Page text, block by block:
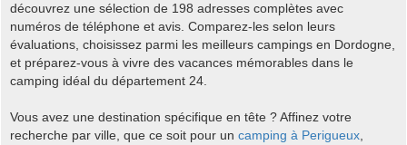
découvrez une sélection de 198 adresses complètes avec
numéros de téléphone et avis. Comparez-les selon leurs
évaluations, choisissez parmi les meilleurs campings en Dordogne,
et préparez-vous à vivre des vacances mémorables dans le
camping idéal du département 24.
Vous avez une destination spécifique en tête ? Affinez votre
recherche par ville, que ce soit pour un camping à Perigueux